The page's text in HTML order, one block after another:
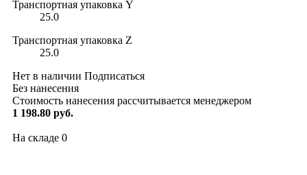
Транспортная упаковка Y
25.0
Транспортная упаковка Z
25.0
Нет в наличии Подписаться
Без нанесения
Стоимость нанесения рассчитывается менеджером
1 198.80 руб.
На складе 0